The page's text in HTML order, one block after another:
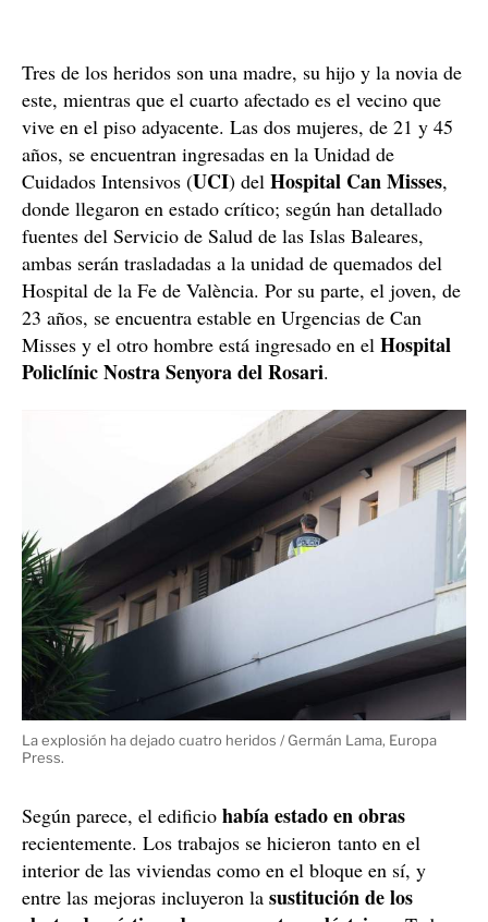
Tres de los heridos son una madre, su hijo y la novia de
este, mientras que el cuarto afectado es el vecino que
vive en el piso adyacente. Las dos mujeres, de 21 y 45
años, se encuentran ingresadas en la Unidad de
Cuidados Intensivos (UCI) del Hospital Can Misses,
donde llegaron en estado crítico; según han detallado
fuentes del Servicio de Salud de las Islas Baleares,
ambas serán trasladadas a la unidad de quemados del
Hospital de la Fe de València. Por su parte, el joven, de
23 años, se encuentra estable en Urgencias de Can
Misses y el otro hombre está ingresado en el Hospital
Policlínic Nostra Senyora del Rosari.